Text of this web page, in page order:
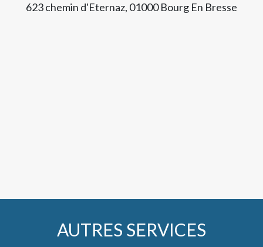
623 chemin d'Eternaz, 01000 Bourg En Bresse
AUTRES SERVICES